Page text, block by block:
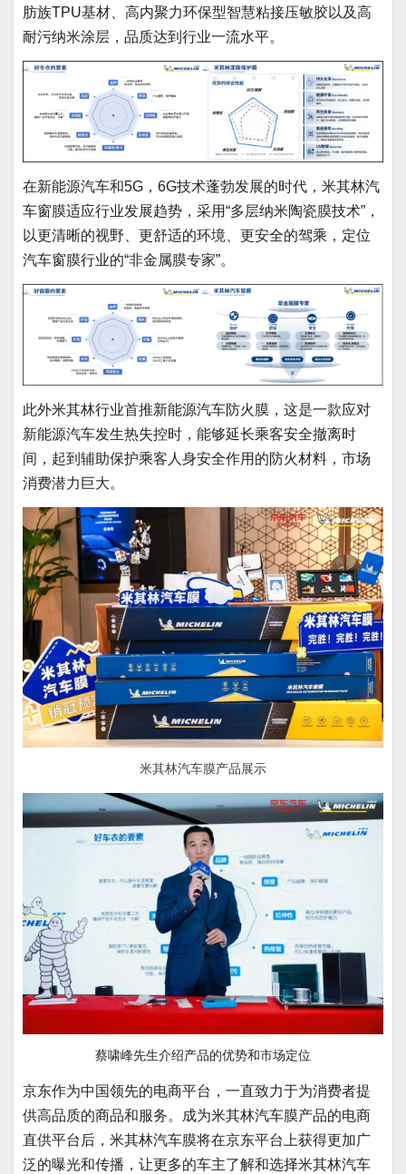
肪族TPU基材、高内聚力环保型智慧粘接压敏胶以及高
耐污纳米涂层，品质达到行业一流水平。
在新能源汽车和5G，6G技术蓬勃发展的时代，米其林汽
车窗膜适应行业发展趋势，采用“多层纳米陶瓷膜技术”，
以更清晰的视野、更舒适的环境、更安全的驾乘，定位
汽车窗膜行业的“非金属膜专家”。
此外米其林行业首推新能源汽车防火膜，这是一款应对
新能源汽车发生热失控时，能够延长乘客安全撤离时
间，起到辅助保护乘客人身安全作用的防火材料，市场
消费潜力巨大。
米其林汽车膜产品展示
蔡啸峰先生介绍产品的优势和市场定位
京东作为中国领先的电商平台，一直致力于为消费者提
供高品质的商品和服务。成为米其林汽车膜产品的电商
直供平台后，米其林汽车膜将在京东平台上获得更加广
泛的曝光和传播，让更多的车主了解和选择米其林汽车